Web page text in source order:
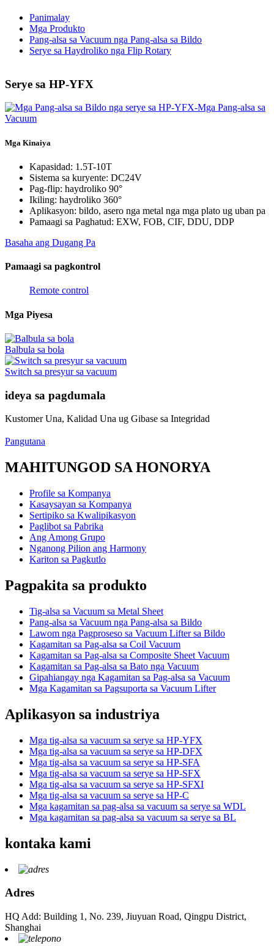
Panimalay
Mga Produkto
Pang-alsa sa Vacuum nga Pang-alsa sa Bildo
Serye sa Haydroliko nga Flip Rotary
Serye sa HP-YFX
Mga Kinaiya
Kapasidad: 1.5T-10T
Sistema sa kuryente: DC24V
Pag-flip: haydroliko 90°
Ikiling: haydroliko 360°
Aplikasyon: bildo, asero nga metal nga mga plato ug uban pa
Pamaagi sa Paghatud: EXW, FOB, CIF, DDU, DDP
Basaha ang Dugang Pa
Pamaagi sa pagkontrol
Remote control
Mga Piyesa
Balbula sa bola
Switch sa presyur sa vacuum
ideya sa pagdumala
Kustomer Una, Kalidad Una ug Gibase sa Integridad
Pangutana
MAHITUNGOD SA HONORYA
Profile sa Kompanya
Kasaysayan sa Kompanya
Sertipiko sa Kwalipikasyon
Paglibot sa Pabrika
Ang Among Grupo
Nganong Pilion ang Harmony
Kariton sa Pagkutlo
Pagpakita sa produkto
Tig-alsa sa Vacuum sa Metal Sheet
Pang-alsa sa Vacuum nga Pang-alsa sa Bildo
Lawom nga Pagproseso sa Vacuum Lifter sa Bildo
Kagamitan sa Pag-alsa sa Coil Vacuum
Kagamitan sa Pag-alsa sa Composite Sheet Vacuum
Kagamitan sa Pag-alsa sa Bato nga Vacuum
Gipahiangay nga Kagamitan sa Pag-alsa sa Vacuum
Mga Kagamitan sa Pagsuporta sa Vacuum Lifter
Aplikasyon sa industriya
Mga tig-alsa sa vacuum sa serye sa HP-YFX
Mga tig-alsa sa vacuum sa serye sa HP-DFX
Mga tig-alsa sa vacuum sa serye sa HP-SFA
Mga tig-alsa sa vacuum sa serye sa HP-SFX
Mga tig-alsa sa vacuum sa serye sa HP-SFXI
Mga tig-alsa sa vacuum sa serye sa HP-C
Mga kagamitan sa pag-alsa sa vacuum sa serye sa WDL
Mga kagamitan sa pag-alsa sa vacuum sa serye sa BL
kontaka kami
Adres
HQ Add: Building 1, No. 239, Jiuyuan Road, Qingpu District,
Shanghai